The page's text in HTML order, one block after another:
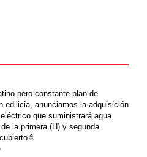
pero constante plan de
edilicia, anunciamos la adquisición
que suministrará agua
la primera (H) y segunda